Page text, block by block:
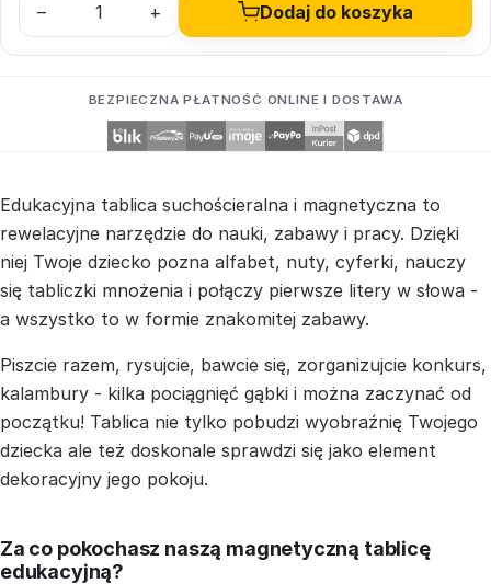
– + Dodaj do koszyka
BEZPIECZNA PŁATNOŚĆ ONLINE I DOSTAWA
Edukacyjna tablica suchościeralna i magnetyczna to
rewelacyjne narzędzie do nauki, zabawy i pracy. Dzięki
niej Twoje dziecko pozna alfabet, nuty, cyferki, nauczy
się tabliczki mnożenia i połączy pierwsze litery w słowa -
a wszystko to w formie znakomitej zabawy.
Piszcie razem, rysujcie, bawcie się, zorganizujcie konkurs,
kalambury - kilka pociągnięć gąbki i można zaczynać od
początku! Tablica nie tylko pobudzi wyobraźnię Twojego
dziecka ale też doskonale sprawdzi się jako element
dekoracyjny jego pokoju.
Za co pokochasz naszą magnetyczną tablicę
edukacyjną?